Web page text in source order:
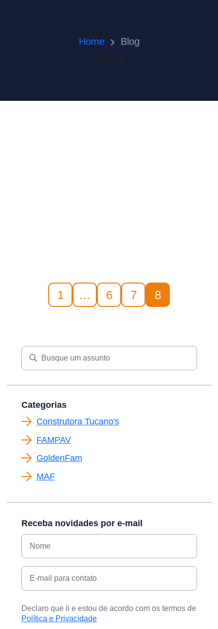
Home Blog
1 … 6 7 8
Categorias
Construtora Tucano's
FAMPAV
GoldenFam
MAF
Receba novidades por e-mail
Declaro que li e estou de acordo com os termos de
Política e Privacidade